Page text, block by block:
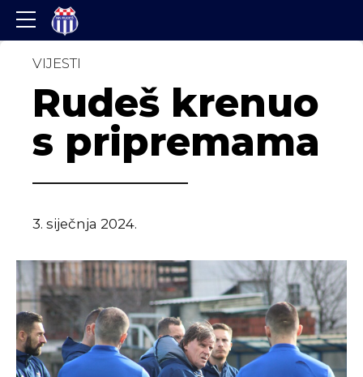
VIJESTI
Rudeš krenuo
s pripremama
3. siječnja 2024.